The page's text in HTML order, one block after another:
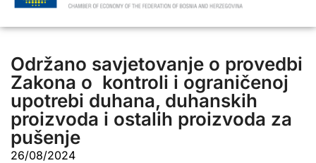
Održano savjetovanje o provedbi
Zakona o kontroli i ograničenoj
upotrebi duhana, duhanskih
proizvoda i ostalih proizvoda za
pušenje
26/08/2024